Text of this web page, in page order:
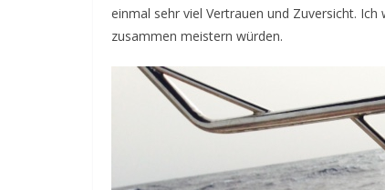
einmal sehr viel Vertrauen und Zuversicht.
zusammen meistern würden.